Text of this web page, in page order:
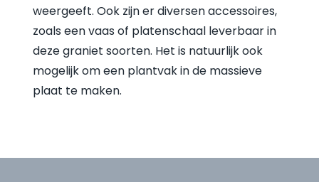
weergeeft. Ook zijn er diversen accessoires,
zoals een vaas of platenschaal leverbaar in
deze graniet soorten. Het is natuurlijk ook
mogelijk om een plantvak in de massieve
plaat te maken.